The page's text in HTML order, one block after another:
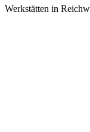
Werkstätten in